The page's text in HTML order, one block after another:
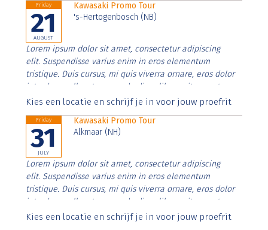
Friday
21
AUGUST
Kawasaki Promo Tour
's-Hertogenbosch (NB)
Lorem ipsum dolor sit amet, consectetur adipiscing
elit. Suspendisse varius enim in eros elementum
tristique. Duis cursus, mi quis viverra ornare, eros dolor
interdum nulla, ut commodo diam libero vitae erat.
Aenean faucibus nibh et justo cursus id rutrum lorem
Kies een locatie en schrijf je in voor jouw proefrit
Friday
31
JULY
Kawasaki Promo Tour
Alkmaar (NH)
Lorem ipsum dolor sit amet, consectetur adipiscing
elit. Suspendisse varius enim in eros elementum
tristique. Duis cursus, mi quis viverra ornare, eros dolor
interdum nulla, ut commodo diam libero vitae erat.
Aenean faucibus nibh et justo cursus id rutrum lorem
Kies een locatie en schrijf je in voor jouw proefrit